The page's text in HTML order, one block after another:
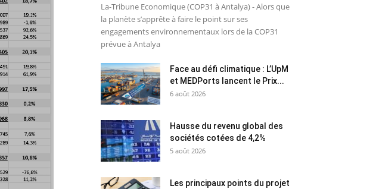
La-Tribune Economique (COP31 à Antalya) - Alors que
la planète s’apprête à faire le point sur ses
engagements environnementaux lors de la COP31
prévue à Antalya
Face au défi climatique : L’UpM
et MEDPorts lancent le Prix...
6 août 2026
Hausse du revenu global des
sociétés cotées de 4,2%
5 août 2026
Les principaux points du projet